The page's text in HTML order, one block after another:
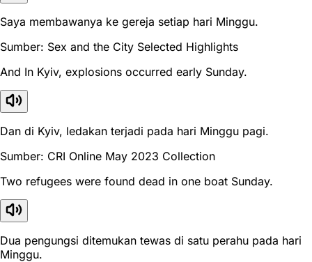
Saya membawanya ke gereja setiap hari Minggu.
Sumber: Sex and the City Selected Highlights
And In Kyiv, explosions occurred early Sunday.
Dan di Kyiv, ledakan terjadi pada hari Minggu pagi.
Sumber: CRI Online May 2023 Collection
Two refugees were found dead in one boat Sunday.
Dua pengungsi ditemukan tewas di satu perahu pada hari
Minggu.